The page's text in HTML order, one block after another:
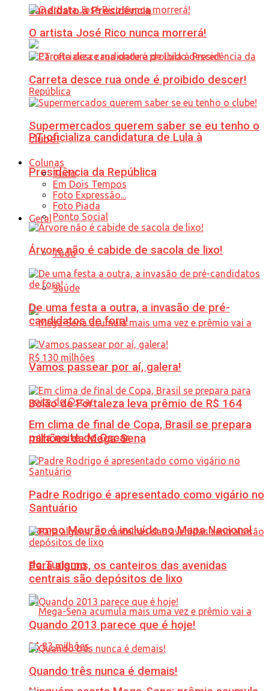
candidato à Presidência
PT oficializa candidatura de Lula à
Presidência da República
Geral
Tudo
Saúde
Bolão de Fortaleza leva prêmio de R$ 164
milhões da Mega-Sena
Campo Mourão é incluído no Mapa Nacional
do Turismo
O artista José Rico nunca morrerá!
Carreta desce rua onde é proibido descer!
Supermercados querem saber se eu tenho o
clube!
Colunas
Tudo
Em Dois Tempos
Foto Expressão...
Foto Piada
Ponto Social
Árvore não é cabide de sacola de lixo!
De uma festa a outra, a invasão de pré-
candidatos de fora!
Vamos passear por aí, galera!
Em clima de final de Copa, Brasil se prepara
para noite do Oscar
Padre Rodrigo é apresentado como vigário no
Santuário
Para alguns, os canteiros das avenidas
centrais são depósitos de lixo
Quando 2013 parece que é hoje!
Quando três nunca é demais!